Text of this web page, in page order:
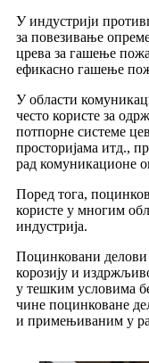
У индустрији
за повезивање
црева за гашење
ефикасно гашење
У области
често користе за
потпорне системе
просторијама итд.,
рад комуникационе
Поред тога,
користе у многим
индустрија.
Поцинковани делови
корозију и
у тешким условима
чине поцинковане
и примењиваним у